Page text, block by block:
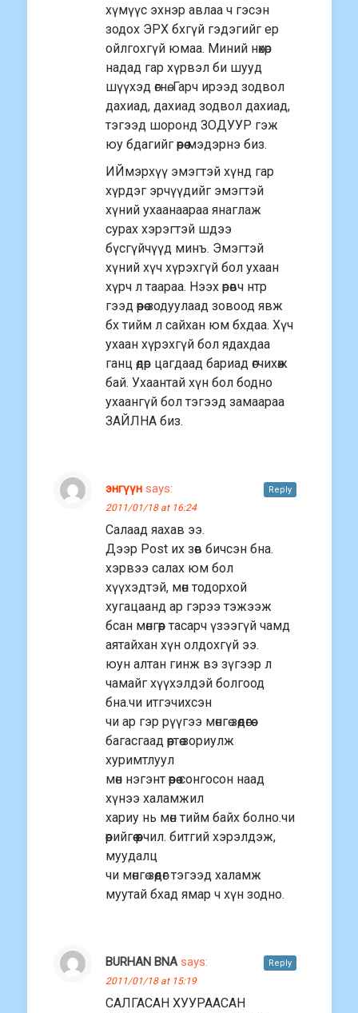
хүмүүс эхнэр авлаа ч гэсэн
зодох ЭРX бхгүй гэдэгийг ер
ойлгохгүй юмаа. Миний нөхөр
надад гар хүрвэл би шууд
шүүхэд өгнө. Гарч ирээд зодвол
дахиад, дахиад зодвол дахиад,
тэгээд шоронд ЗОДУУР гэж
юу бдагийг өөрөө мэдэрнэ биз.
ИЙмэрхүү эмэгтэй хүнд гар
хүрдэг эрчүүдийг эмэгтэй
хүний ухаанаараа янаглаж
сурах хэрэгтэй шдээ
бүсгүйчүүд минъ. Эмэгтэй
xүний хүч хүрэхгүй бол ухаан
хүрч л таараа. Нээх өрөвч нтр
гээд өөрөө зодуулаад зовоод явж
бх тийм л сайxан юм бхдаа. Xүч
ухаан хүрэхгүй бол ядахдаа
ганц өдөр цагдаад бариад өгчихөж
бай. Ухаантай хүн бол бодно
ухаангүй бол тэгээд замаараа
ЗАЙЛНА биз.
энгүүн says:
2011/01/18 at 16:24
Салаад яахав ээ.
Дээр Post их зөв бичсэн бна.
хэрвээ салах юм бол
хүүхэдтэй, мөн тодорхой
хугацаанд ар гэрээ тэжээж
бсан мөнгөөр тасарч үзээгүй чамд
аятайхан хүн олдохгүй ээ.
юун алтан гинж вэ зүгээр л
чамайг хүүхэлдэй болгоод
бна.чи итгэчихсэн
чи ар гэр рүүгээ мөнгө зөөдөгөө
багасгаад өөртөө зориулж
хуримтлуул
мөн нэгэнт өөрөө сонгосон наад
хүнээ халамжил
хариу нь мөн тийм байх болно.чи
өөрийгөө өөрчил. битгий хэрэлдэж,
муудалц
чи мөнгө зөөдөг тэгээд халамж
муутай бхад ямар ч хүн зодно.
Reply
BURHAN BNA says:
2011/01/18 at 15:19
САЛГАСАН ХУУРААСАН
Reply